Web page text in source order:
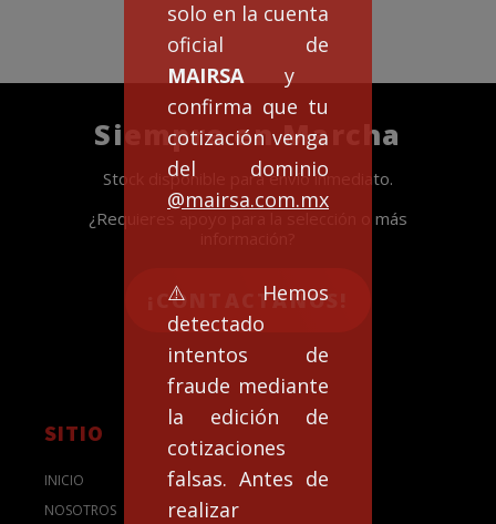
solo en la cuenta
oficial de
MAIRSA y
confirma que tu
cotización venga
del dominio
@mairsa.com.mx
⚠️Hemos
detectado
intentos de
fraude mediante
la edición de
cotizaciones
falsas. Antes de
realizar
Siempre en Marcha
Stock disponible para envío inmediato.
¿Requieres apoyo para la selección o más
¡CONTACTANOS!
SITIO
INICIO
NOSOTROS